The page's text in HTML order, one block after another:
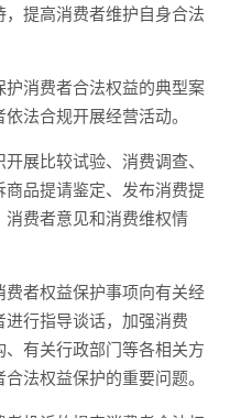
提高消费者维护自身合法
消费者合法权益的典型案
法合规开展经营活动。
展比较试验、消费调查、
品提请鉴定、发布消费提
费者意见和消费维权情
者权益保护事项向有关经
行指导谈话，加强消费
有关行政部门等各相关方
法权益保护的重要问题。